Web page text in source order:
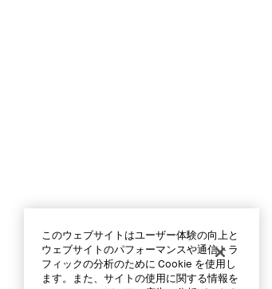
このウェブサイトはユーザー体験の向上と
ウェブサイトのパフォーマンスや通信トラ
フィックの分析のために Cookie を使用し
ます。また、サイトの使用に関する情報を